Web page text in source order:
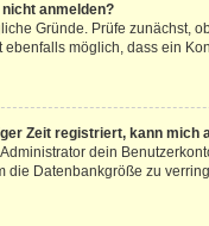
anmelden?
Gründe. Prüfe zunächst,
ebenfalls möglich, dass ein
Zeit registriert, kann mich
dein
die Datenbankgröße zu